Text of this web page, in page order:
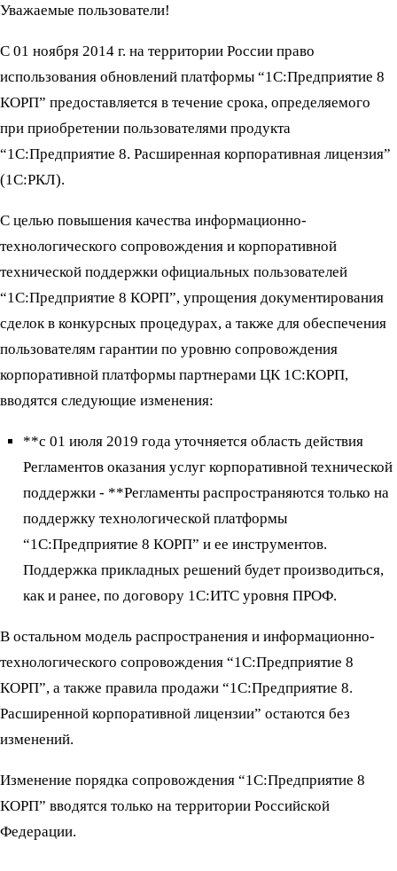
Уважаемые пользователи!
С 01 ноября 2014 г. на территории России право
использования обновлений платформы “1С:Предприятие 8
КОРП” предоставляется в течение срока, определяемого
при приобретении пользователями продукта
“1С:Предприятие 8. Расширенная корпоративная лицензия”
(1С:РКЛ).
С целью повышения качества информационно-
технологического сопровождения и корпоративной
технической поддержки официальных пользователей
“1С:Предприятие 8 КОРП”, упрощения документирования
сделок в конкурсных процедурах, а также для обеспечения
пользователям гарантии по уровню сопровождения
корпоративной платформы партнерами ЦК 1С:КОРП,
вводятся следующие изменения:
**с 01 июля 2019 года уточняется область действия
Регламентов оказания услуг корпоративной технической
поддержки - **Регламенты распространяются только на
поддержку технологической платформы
“1С:Предприятие 8 КОРП” и ее инструментов.
Поддержка прикладных решений будет производиться,
как и ранее, по договору 1С:ИТС уровня ПРОФ.
В остальном модель распространения и информационно-
технологического сопровождения “1С:Предприятие 8
КОРП”, а также правила продажи “1С:Предприятие 8.
Расширенной корпоративной лицензии” остаются без
изменений.
Изменение порядка сопровождения “1С:Предприятие 8
КОРП” вводятся только на территории Российской
Федерации.